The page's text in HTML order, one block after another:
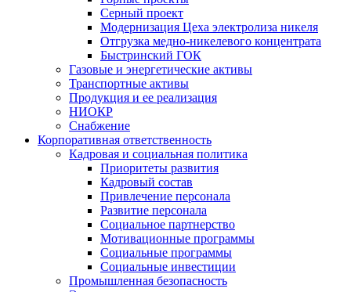
Серный проект
Модернизация Цеха электролиза никеля
Отгрузка медно-никелевого концентрата
Быстринский ГОК
Газовые и энергетические активы
Транспортные активы
Продукция и ее реализация
НИОКР
Снабжение
Корпоративная ответственность
Кадровая и социальная политика
Приоритеты развития
Кадровый состав
Привлечение персонала
Развитие персонала
Социальное партнерство
Мотивационные программы
Социальные программы
Социальные инвестиции
Промышленная безопасность